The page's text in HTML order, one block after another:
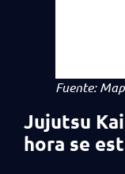
Fuente:
Jujutsu
hora se